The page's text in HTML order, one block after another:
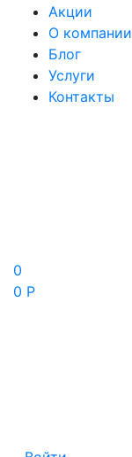
Акции
О компании
Блог
Услуги
Контакты
0
0 Р